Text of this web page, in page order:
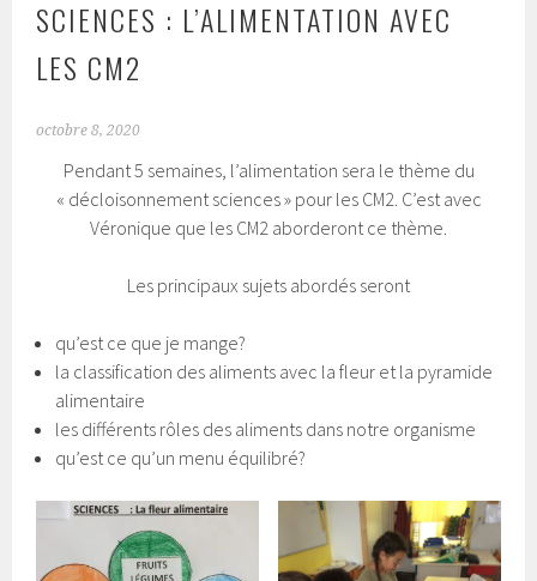
SCIENCES : L’ALIMENTATION AVEC
LES CM2
octobre 8, 2020
Pendant 5 semaines, l’alimentation sera le thème du
« décloisonnement sciences » pour les CM2. C’est avec
Véronique que les CM2 aborderont ce thème.
Les principaux sujets abordés seront
qu’est ce que je mange?
la classification des aliments avec la fleur et la pyramide
alimentaire
les différents rôles des aliments dans notre organisme
qu’est ce qu’un menu équilibré?